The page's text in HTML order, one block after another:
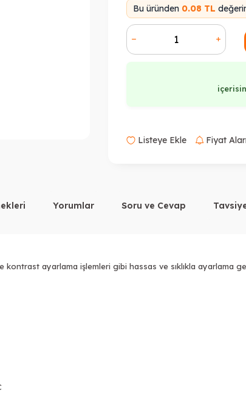
Bu üründen 0.08 TL
Listeye Ekle Fiyat
Yorumlar Soru ve Cevap
ayarlama işlemleri gibi hassas ve sıklıkla ayarlama